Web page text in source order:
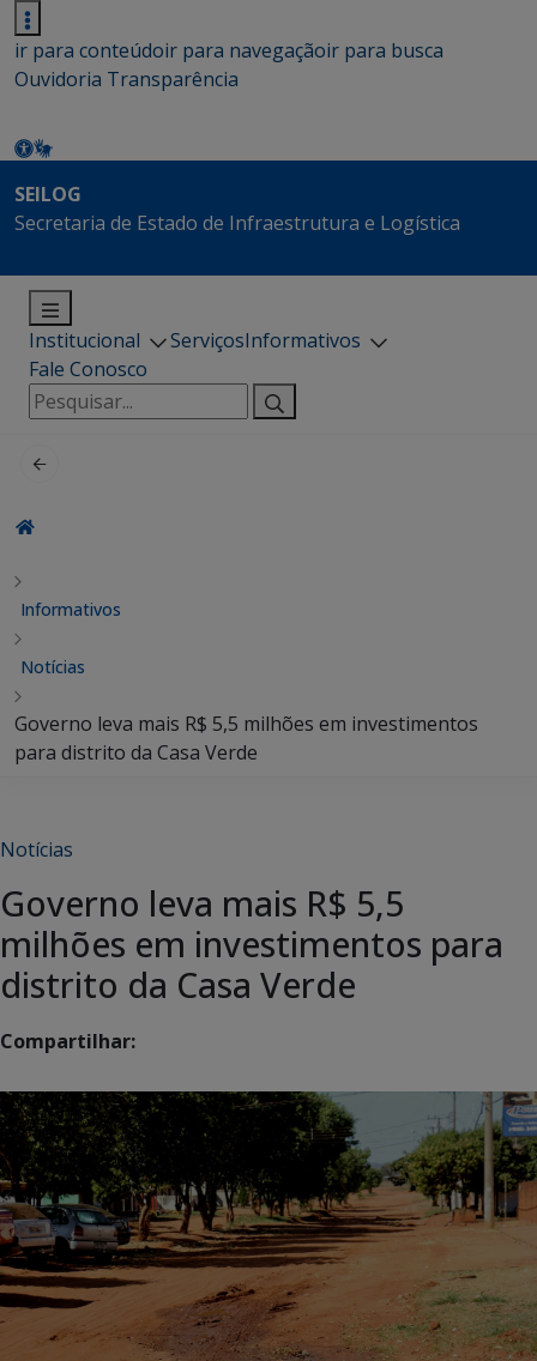
ir para conteúdoir para navegaçãoir para busca
Ouvidoria Transparência
SEILOG
Secretaria de Estado de Infraestrutura e Logística
Institucional ServiçosInformativos
Fale Conosco
Pesquisar
por:
Informativos
Notícias
Governo leva mais R$ 5,5 milhões em investimentos
para distrito da Casa Verde
Notícias
Governo leva mais R$ 5,5
milhões em investimentos para
distrito da Casa Verde
Compartilhar: